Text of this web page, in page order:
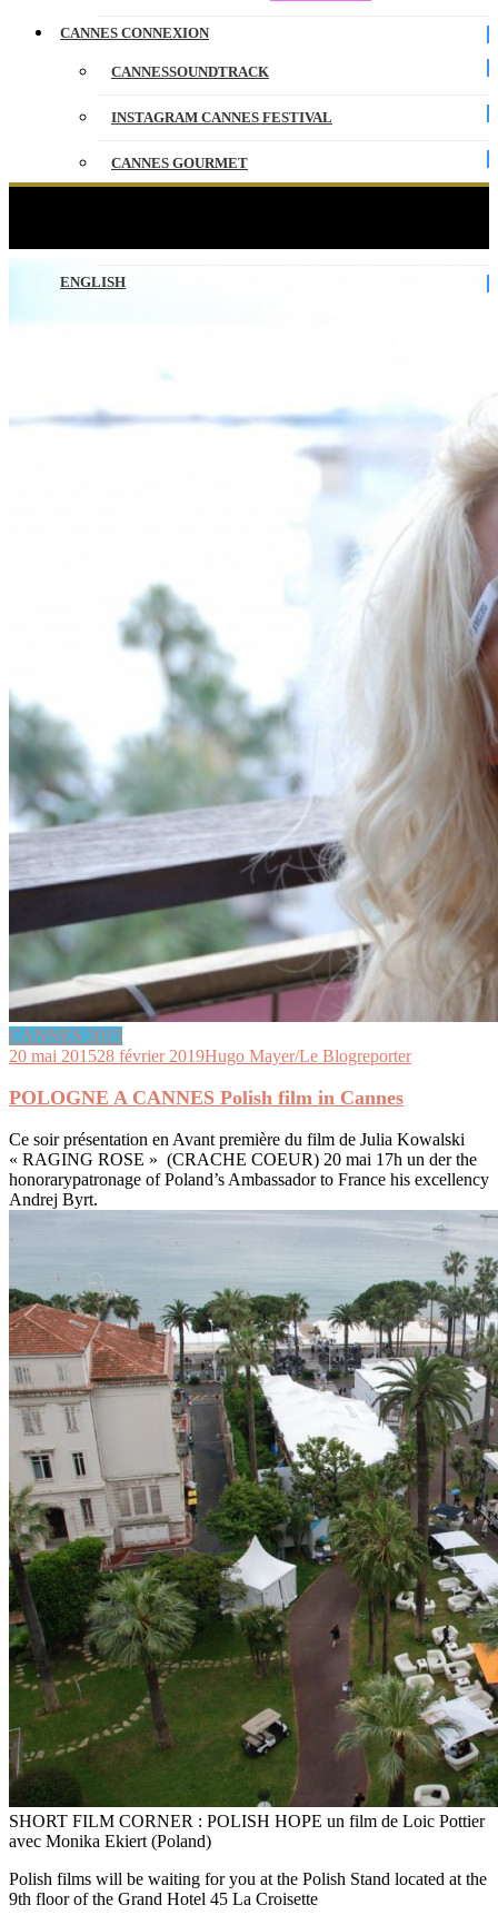
CANNES CONNEXION
CANNESSOUNDTRACK
INSTAGRAM CANNES FESTIVAL
CANNES GOURMET
ENGLISH
CANNES 2015
20 mai 201528 février 2019Hugo Mayer/Le Blogreporter
POLOGNE A CANNES Polish film in Cannes
Ce soir présentation en Avant première du film de Julia Kowalski
« RAGING ROSE » (CRACHE COEUR) 20 mai 17h un der the
honorarypatronage of Poland’s Ambassador to France his excellency
Andrej Byrt.
SHORT FILM CORNER : POLISH HOPE un film de Loic Pottier
avec Monika Ekiert (Poland)
Polish films will be waiting for you at the Polish Stand located at the
9th floor of the Grand Hotel 45 La Croisette